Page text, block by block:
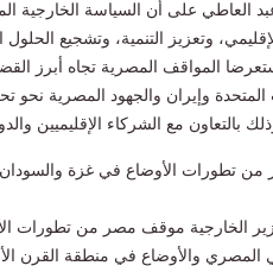
عبد العاطي على أن السياسة الخارجية
وتعزيز التنمية، وتشجيع
المواقف المصرية تجاه أبرز
المتحدة وإيران والجهود المصرية
بالتعاون مع الشركاء الإقليميين
تطورات الأوضاع في غزة والسودان
الخارجية موقف مصر من تطورات
المصري والأوضاع في منطقة القرن